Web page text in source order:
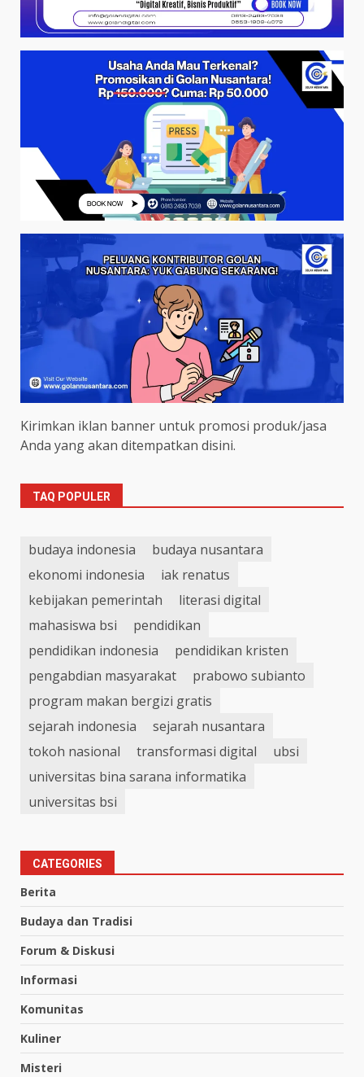
Kirimkan iklan banner untuk promosi produk/jasa
Anda yang akan ditempatkan disini.
TAQ POPULER
budaya indonesia
budaya nusantara
ekonomi indonesia
iak renatus
kebijakan pemerintah
literasi digital
mahasiswa bsi
pendidikan
pendidikan indonesia
pendidikan kristen
pengabdian masyarakat
prabowo subianto
program makan bergizi gratis
sejarah indonesia
sejarah nusantara
tokoh nasional
transformasi digital
ubsi
universitas bina sarana informatika
universitas bsi
CATEGORIES
Berita
Budaya dan Tradisi
Forum & Diskusi
Informasi
Komunitas
Kuliner
Misteri